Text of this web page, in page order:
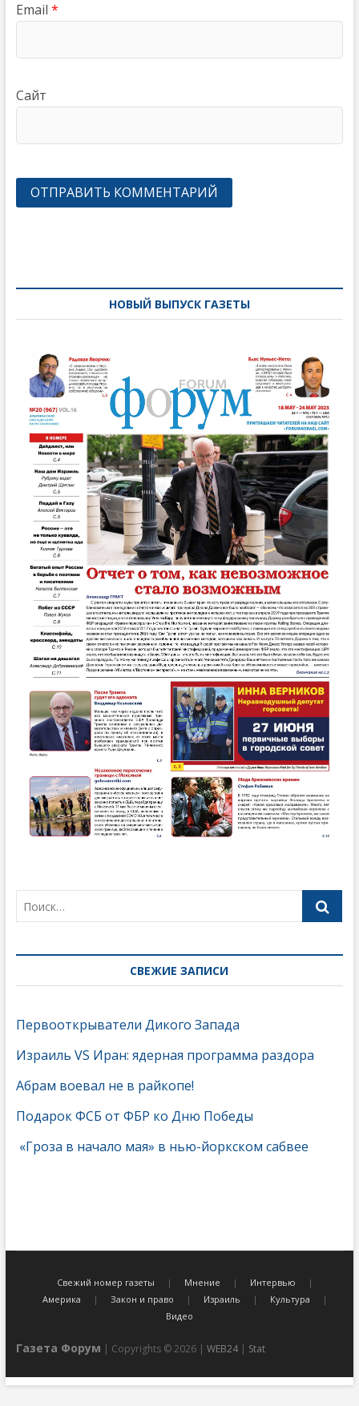
Email *
Сайт
записямНОВЫЙ ВЫПУСК ГАЗЕТЫ
СВЕЖИЕ ЗАПИСИ
Первооткрыватели Дикого Запада
Израиль VS Иран: ядерная программа раздора
Абрам воевал не в райкопе!
Подарок ФСБ от ФБР ко Дню Победы
«Гроза в начало мая» в нью-йоркском сабвее
Свежий номер газеты Мнение
Интервью
Америка
Закон и право Израиль
Культура
Видео
Газета Форум | Copyrights © 2026 | WEB24| Stat